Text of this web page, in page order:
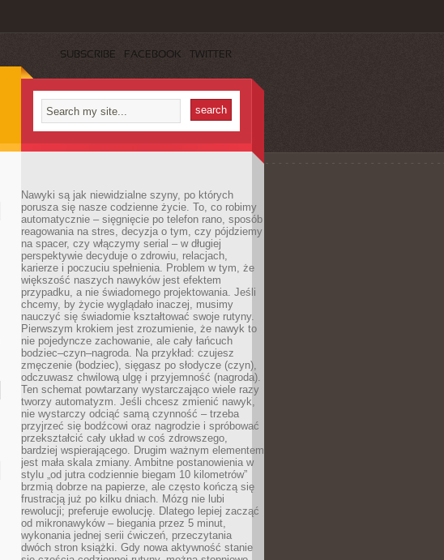
SUBSCRIBE FACEBOOK TWITTER
Nawyki są jak niewidzialne szyny, po których
porusza się nasze codzienne życie. To, co robimy
automatycznie – sięgnięcie po telefon rano, sposób
reagowania na stres, decyzja o tym, czy pójdziemy
na spacer, czy włączymy serial – w długiej
perspektywie decyduje o zdrowiu, relacjach,
karierze i poczuciu spełnienia. Problem w tym, że
większość naszych nawyków jest efektem
przypadku, a nie świadomego projektowania. Jeśli
chcemy, by życie wyglądało inaczej, musimy
nauczyć się świadomie kształtować swoje rutyny.
Pierwszym krokiem jest zrozumienie, że nawyk to
nie pojedyncze zachowanie, ale cały łańcuch
bodziec–czyn–nagroda. Na przykład: czujesz
zmęczenie (bodziec), sięgasz po słodycze (czyn),
odczuwasz chwilową ulgę i przyjemność (nagroda).
Ten schemat powtarzany wystarczająco wiele razy
tworzy automatyzm. Jeśli chcesz zmienić nawyk,
nie wystarczy odciąć samą czynność – trzeba
przyjrzeć się bodźcowi oraz nagrodzie i spróbować
przekształcić cały układ w coś zdrowszego,
bardziej wspierającego. Drugim ważnym elementem
jest mała skala zmiany. Ambitne postanowienia w
stylu „od jutra codziennie biegam 10 kilometrów”
brzmią dobrze na papierze, ale często kończą się
frustracją już po kilku dniach. Mózg nie lubi
rewolucji; preferuje ewolucję. Dlatego lepiej zacząć
od mikronawyków – biegania przez 5 minut,
wykonania jednej serii ćwiczeń, przeczytania
dwóch stron książki. Gdy nowa aktywność stanie